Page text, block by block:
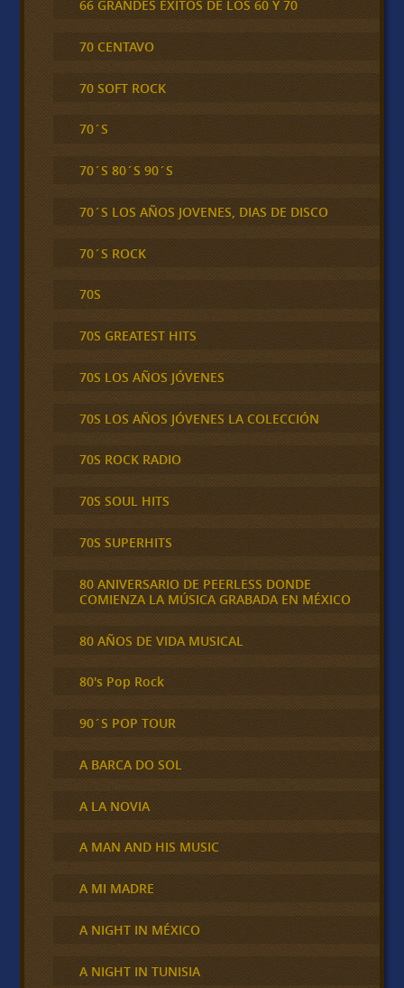
66 GRANDES ÉXITOS DE LOS 60 Y 70
70 CENTAVO
70 SOFT ROCK
70´S
70´S 80´S 90´S
70´S LOS AÑOS JOVENES, DIAS DE DISCO
70´S ROCK
70S
70S GREATEST HITS
70S LOS AÑOS JÓVENES
70S LOS AÑOS JÓVENES LA COLECCIÓN
70S ROCK RADIO
70S SOUL HITS
70S SUPERHITS
80 ANIVERSARIO DE PEERLESS DONDE
COMIENZA LA MÚSICA GRABADA EN MÉXICO
80 AÑOS DE VIDA MUSICAL
80's Pop Rock
90´S POP TOUR
A BARCA DO SOL
A LA NOVIA
A MAN AND HIS MUSIC
A MI MADRE
A NIGHT IN MÉXICO
A NIGHT IN TUNISIA